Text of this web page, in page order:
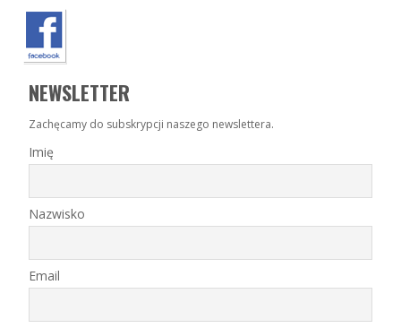
NEWSLETTER
Zachęcamy do subskrypcji naszego newslettera.
Imię
Nazwisko
Email